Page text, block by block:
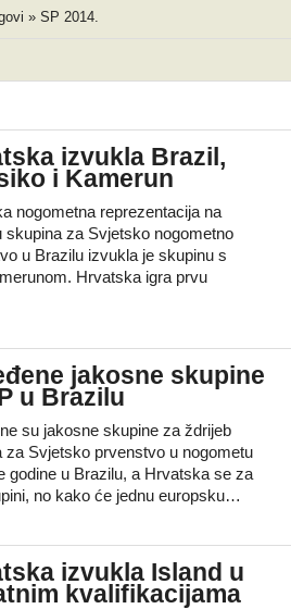
» SP 2014.
izvukla Brazil,
i Kamerun
nogometna reprezentacija na
skupina za Svjetsko nogometno
u Brazilu izvukla je skupinu s
Hrvatska igra prvu
jakosne skupine
u Brazilu
su jakosne skupine za ždrijeb
za Svjetsko prvenstvo u nogometu
godine u Brazilu, a Hrvatska se za
no kako će jednu europsku…
izvukla Island u
kvalifikacijama